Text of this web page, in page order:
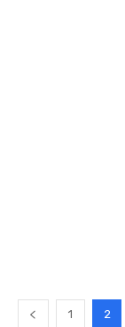
1 2